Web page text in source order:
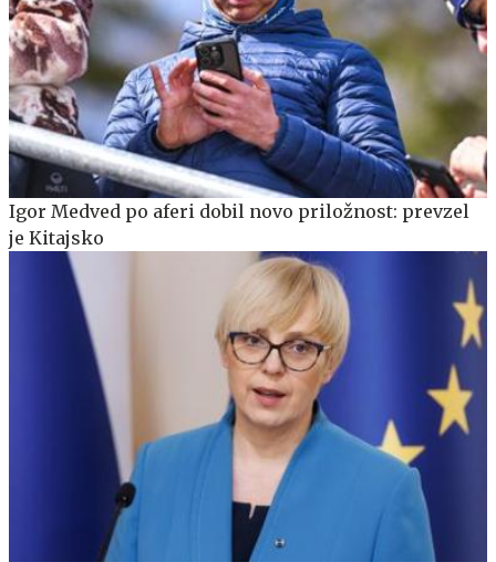
Igor Medved po aferi dobil novo priložnost: prevzel
je Kitajsko